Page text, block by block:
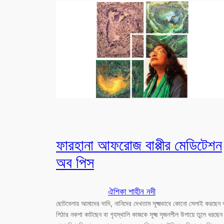
ফারহানা আফরোজ বাপ্পীর মেডিটেশন
অব পিস
ঐশিকা শাহীন নদী
ছোটবেলায় আমাদের দাদি, নানিদের দেখতাম সূক্ষ্মভাবে কোনো সেলাই করছেন
পিঠার নকশা কাটছেন বা গৃহস্থালি কাজকে সূক্ষ্ম সৃজনশীল উপায়ে তুলে